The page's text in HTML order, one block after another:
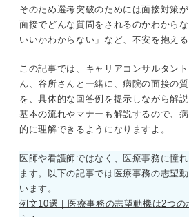
そのため選考突破のためには面接対策
面接でどんな質問をされるのかわから
いいかわからない」など、不安を抱え
この記事では、キャリアコンサルタン
ん、谷所さんと一緒に、病院の面接の
を、具体的な回答例を提示しながら解
基本の流れやマナーも解説するので、
的に理解できるようになりますよ。
医師や看護師ではなく、医療事務に憧
ます。以下の記事では医療事務の志望
います。
例文10選｜医療事務の志望動機は2つの